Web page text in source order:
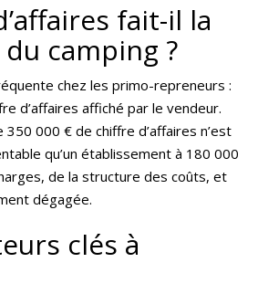
fait-il la
camping ?
chez les primo-repreneurs :
d’affaires affiché par le vendeur.
350 000 € de chiffre d’affaires n’est
qu’un établissement à 180 000
de la structure des coûts, et
dégagée.
clés à